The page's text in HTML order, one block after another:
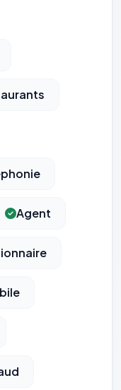
Agent